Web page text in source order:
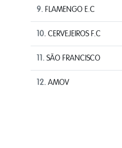
9. FLAMENGO E.C
10. CERVEJEIROS F.C
11. SÃO FRANCISCO
12. AMOV